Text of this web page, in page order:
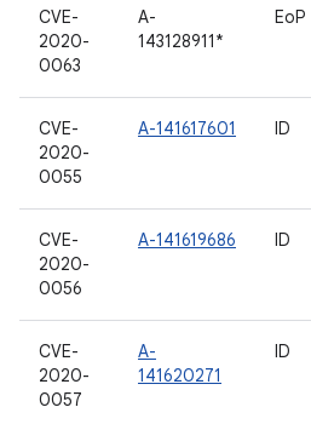
CVE-
2020-
0063
A-
143128911*
EoP
CVE-
2020-
0055
A-141617601 ID
CVE-
2020-
0056
A-141619686 ID
CVE-
2020-
0057
A-
141620271
ID